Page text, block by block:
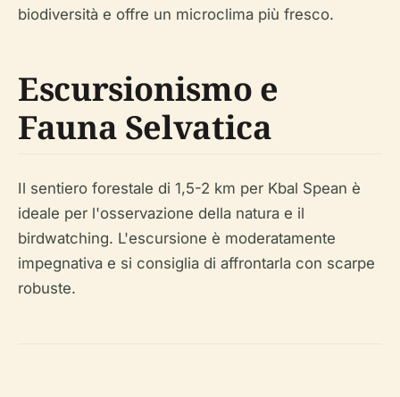
biodiversità e offre un microclima più fresco.
Escursionismo e
Fauna Selvatica
Il sentiero forestale di 1,5-2 km per Kbal Spean è
ideale per l'osservazione della natura e il
birdwatching. L'escursione è moderatamente
impegnativa e si consiglia di affrontarla con scarpe
robuste.